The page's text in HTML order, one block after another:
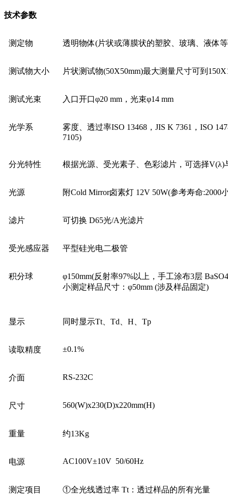
技术参数
测定物 透明物体(片状或薄膜状的塑胶、玻璃、 液体
测试物大小 片状测试物(50X50mm)最大测量尺寸可到
测试光束 入口开口φ20 mm ， 光束φ14 mm
光学系 雾度、 透过率ISO 13468 ，JIS K 7361， ISO
7105)
分光特性 根据光源、受光素子、色彩滤片， 可选择V(λ)
光源 附Cold Mirror卤素灯 12V 50W(参考寿命:2000
滤片 可切换 D65光/A光滤片
受光感应器 平型硅光电二极管
积分球 φ150mm(反射率97%以上 ， 手工涂布3层
小测定样品尺寸： φ50mm (涉及样品固定)
显示 同时显示Tt 、Td、H、Tp
读取精度 ±0.1%
介面 RS-232C
尺寸 560(W)x230(D)x220mm(H)
重量 约13Kg
电源 AC100V±10V 50/60Hz
测定项目 ①全光线透过率 Tt：透过样品的所有光量